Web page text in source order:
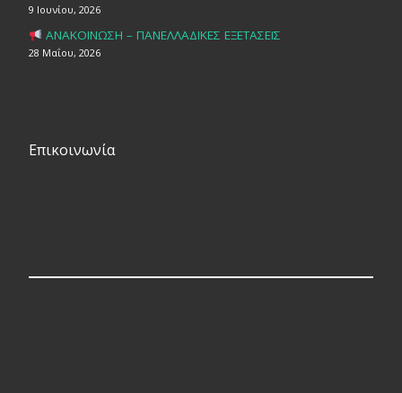
9 Ιουνίου, 2026
ΑΝΑΚΟΙΝΩΣΗ – ΠΑΝΕΛΛΑΔΙΚΕΣ ΕΞΕΤΑΣΕΙΣ
28 Μαΐου, 2026
Επικοινωνία